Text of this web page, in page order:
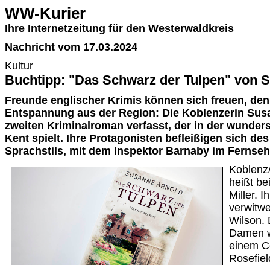
WW-Kurier
Ihre Internetzeitung für den Westerwaldkreis
Nachricht vom 17.03.2024
Kultur
Buchtipp: "Das Schwarz der Tulpen" von
Freunde englischer Krimis können sich freuen,
Entspannung aus der Region: Die Koblenzerin
zweiten Kriminalroman verfasst, der in der
Kent spielt. Ihre Protagonisten befleißigen sich
Sprachstils, mit dem Inspektor Barnaby im
heißt
Miller.
Wilson.
Damen
einem